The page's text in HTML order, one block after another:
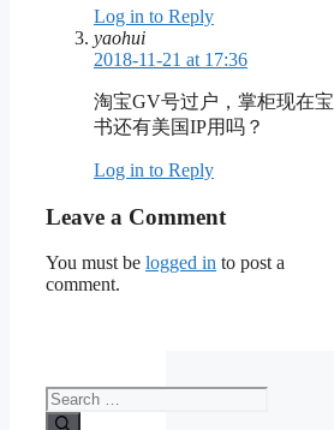
Log in to Reply
yaohui
2018-11-21 at 17:36
淘宝GV号过户，掌柜现在宝
书还有美国IP用吗？
Log in to Reply
Leave a Comment
You must be logged in to post a
comment.
Search
for: